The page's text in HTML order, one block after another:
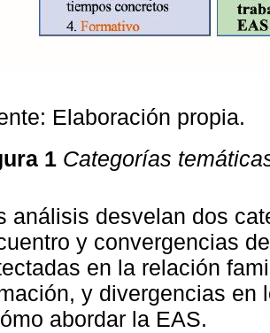
Elaboración propia.
1 Categorías
análisis desvelan dos
y convergencias
en la relación
y divergencias en
abordar la EAS.